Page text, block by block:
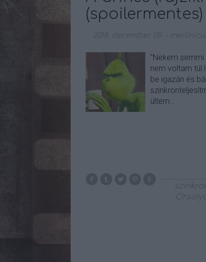
(spoilermentes)
2018. december 05.
"Nekem
nem voltam túl
be igazán és
ültem…
szinkron